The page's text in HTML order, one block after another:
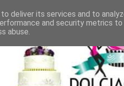
deliver its services and to
and security metrics
abuse.